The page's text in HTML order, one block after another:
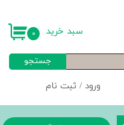
ورود / ثبت نام
جستجو
۰ سبد خرید